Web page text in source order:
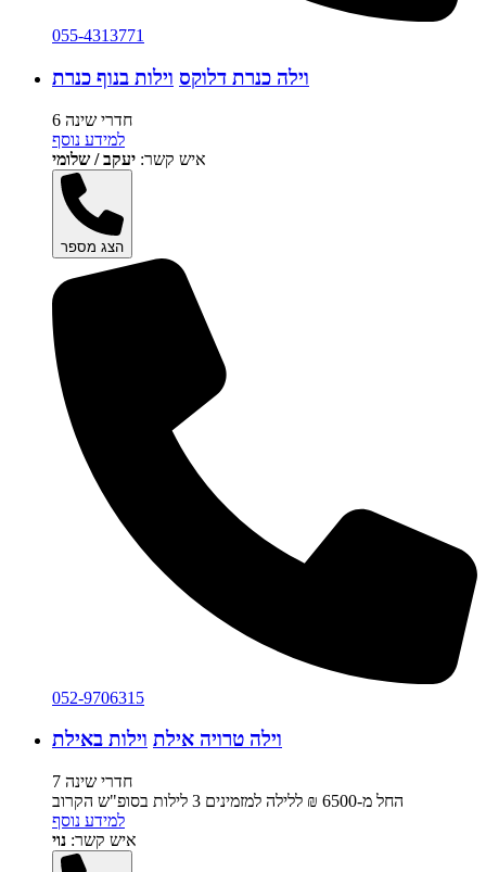
055-4313771
וילה כנרת דלוקס וילות בנוף כנרת
6 חדרי שינה
למידע נוסף
איש קשר: יעקב / שלומי
הצג מספר
052-9706315
וילה טרויה אילת וילות באילת
7 חדרי שינה
החל מ-‏6500 ₪ ללילה למזמינים 3 לילות בסופ"ש הקרוב
למידע נוסף
איש קשר: נוי